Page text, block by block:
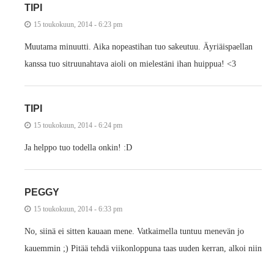
TIPI
15 toukokuun, 2014 - 6:23 pm
Muutama minuutti. Aika nopeastihan tuo sakeutuu. Äyriäispaellan
kanssa tuo sitruunahtava aioli on mielestäni ihan huippua! <3
TIPI
15 toukokuun, 2014 - 6:24 pm
Ja helppo tuo todella onkin! :D
PEGGY
15 toukokuun, 2014 - 6:33 pm
No, siinä ei sitten kauaan mene. Vatkaimella tuntuu menevän jo
kauemmin ;) Pitää tehdä viikonloppuna taas uuden kerran, alkoi niin